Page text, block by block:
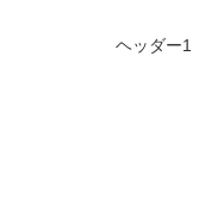
ヘッダー1